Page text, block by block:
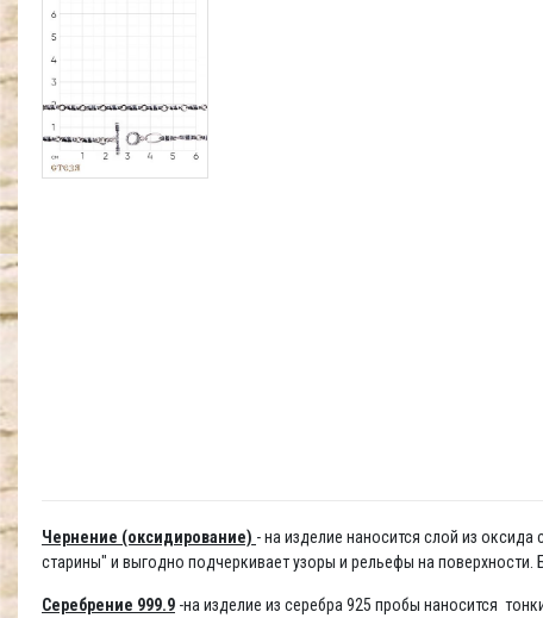
Чернение (оксидирование) - на изделие наносится слой из
старины" и выгодно подчеркивает узоры и рельефы на поверхности.
Серебрение 999.9 -на изделие из серебра 925 пробы наносится